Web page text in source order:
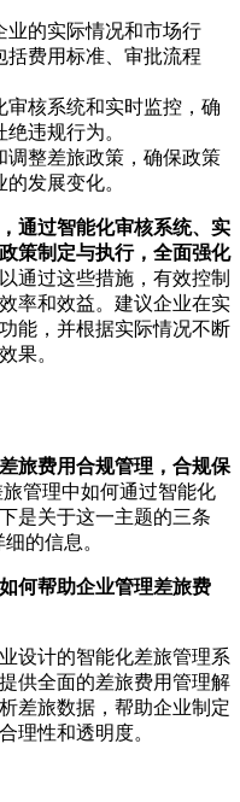
业的实际情况和市场行
括费用标准、审批流程
审核系统和实时监控，确
违规行为。
调整差旅政策，确保政策
发展变化。
通过智能化审核系统、实
策制定与执行，全面强化
通过这些措施，有效控制
率和效益。建议企业在实
能，并根据实际情况不断
果。
旅费用合规管理，合规保
管理中如何通过智能化
是关于这一主题的三条
的信息。
何帮助企业管理差旅费
设计的智能化差旅管理系
供全面的差旅费用管理解
差旅数据，帮助企业制定
理性和透明度。